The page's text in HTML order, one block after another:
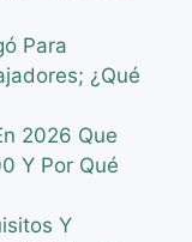
Para
¿Qué
2026 Que
Y Por Qué
Y